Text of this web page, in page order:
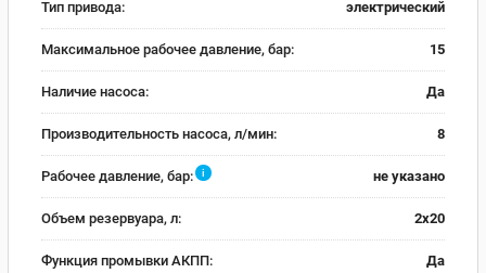
Тип привода: электрический
Максимальное рабочее давление, бар: 15
Наличие насоса: Да
Производительность насоса, л/мин: 8
Рабочее давление, бар: i не указано
Объем резервуара, л: 2х20
Функция промывки АКПП: Да